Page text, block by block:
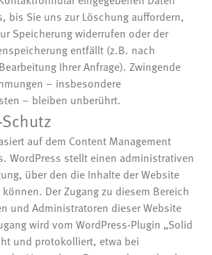
bis Sie uns zur Löschung auffordern,
Speicherung widerrufen oder der
entfällt (z.B. nach
Ihrer Anfrage). Zwingende
– insbesondere
– bleiben unberührt.
auf dem Content Management
WordPress stellt einen administrativen
über den die Inhalte der Website
Der Zugang zu diesem Bereich
und Administratoren dieser Website
wird vom WordPress-Plugin „Solid
und protokolliert, etwa bei